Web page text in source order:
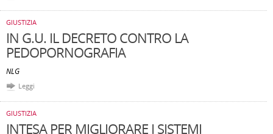
GIUSTIZIA
IN G.U. IL DECRETO CONTRO LA
PEDOPORNOGRAFIA
NLG
Leggi
GIUSTIZIA
INTESA PER MIGLIORARE I SISTEMI